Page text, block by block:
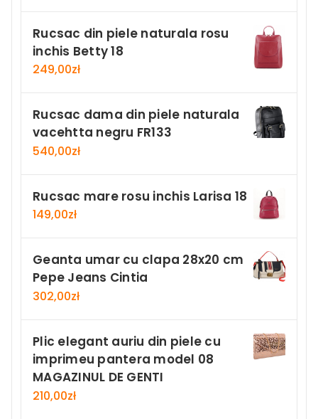
Rucsac din piele naturala rosu
inchis Betty 18
249,00zł
Rucsac dama din piele naturala
vacehtta negru FR133
540,00zł
Rucsac mare rosu inchis Larisa 18
149,00zł
Geanta umar cu clapa 28x20 cm
Pepe Jeans Cintia
302,00zł
Plic elegant auriu din piele cu
imprimeu pantera model 08
MAGAZINUL DE GENTI
210,00zł